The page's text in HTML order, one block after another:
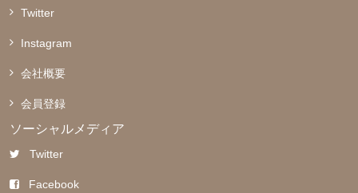
Twitter
Instagram
会社概要
会員登録
ソーシャルメディア
Twitter
Facebook